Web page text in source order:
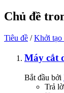
Chủ đề
Tiêu đề /Khởi tạo
Máy cắt
Bắt đầu bởi
Trả